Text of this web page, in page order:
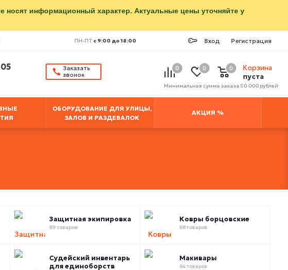
информационный характер. Актуальные цены уточняйте у
Вход Регистрация
ПН-ПТ с 9:00 до 18:00
Заказать
звонок
0 0
Корзина
пуста
0
Минимальная сумма заказа 50 000 рублей
ОБОРУДОВАНИЕ ДЛЯ УЛИЦЫ,
ЗАЛОВ И РАЗДЕВАЛОК
АКЦИЯ %
Защитная экипировка
89 товаров
Ковры борцовские
68 товаров
Судейский инвентарь
для единоборств
Макивары
64 товаров